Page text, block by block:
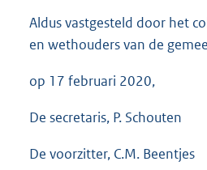
Aldus vastgesteld door het
en wethouders van de
op 17 februari 2020,
De secretaris, P. Schouten
De voorzitter, C.M. Beentjes